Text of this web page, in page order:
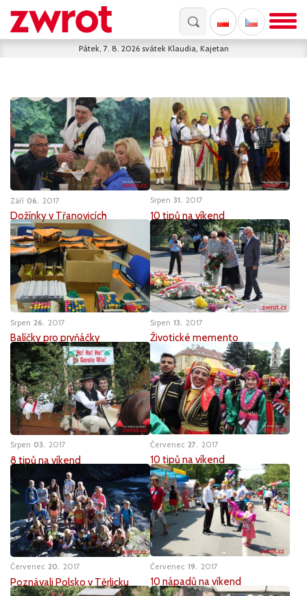
Pátek, 7. 8. 2026 svátek Klaudia, Kajetan
Září 06 2017
Dožínky v Třanovicích
Srpen 31 2017
10 tipů na víkend
Srpen 26 2017
Balíčky pro prvňáčky
Srpen 13 2017
Životické memento
Srpen 03 2017
8 tipů na víkend
Červenec 27 2017
10 tipů na víkend
Červenec 20 2017
Poznávali Polsko v Těrlicku
Červenec 19 2017
10 nápadů na víkend